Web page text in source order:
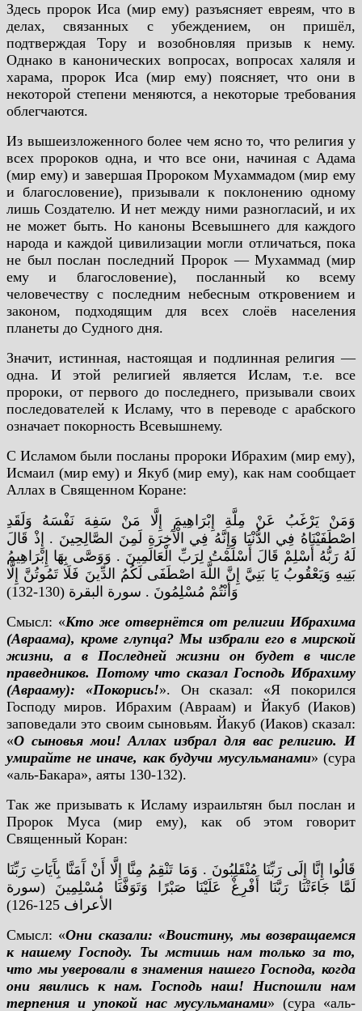
Здесь пророк Иса (мир ему) разъясняет евреям, что в
делах, связанных с убеждением, он пришёл,
подтверждая Тору и возобновляя призыв к нему.
Однако в канонических вопросах, вопросах халяля и
харама, пророк Иса (мир ему) поясняет, что они в
некоторой степени меняются, а некоторые требования
облегчаются.
Из вышеизложенного более чем ясно то, что религия у
всех пророков одна, и что все они, начиная с Адама
(мир ему) и завершая Пророком Мухаммадом (мир ему
и благословение), призывали к поклонению одному
лишь Создателю. И нет между ними разногласий, и их
не может быть. Но каноны Всевышнего для каждого
народа и каждой цивилизации могли отличаться, пока
не был послан последний Пророк — Мухаммад (мир
ему и благословение), посланный ко всему
человечеству с последним небесным откровением и
законом, подходящим для всех слоёв населения
планеты до Судного дня.
Значит, истинная, настоящая и подлинная религия —
одна. И этой религией является Ислам, т.е. все
пророки, от первого до последнего, призывали своих
последователей к Исламу, что в переводе с арабского
означает покорность Всевышнему.
С Исламом были посланы пророки Ибрахим (мир ему),
Исмаил (мир ему) и Якуб (мир ему), как нам сообщает
Аллах в Священном Коране:
وَمَنْ يَرْغَبُ عَنْ مِلَّةِ إِبْرَاهِيمَ إِلَّا مَنْ سَفِهَ نَفْسَهُ وَلَقَدِ
اصْطَفَيْنَاهُ فِي الدُّنْيَا وَإِنَّهُ فِي الْآَخِرَةِ لَمِنَ الصَّالِحِينَ . إِذْ قَالَ
لَهُ رَبُّهُ أَسْلِمْ قَالَ أَسْلَمْتُ لِرَبِّ الْعَالَمِينَ . وَوَصَّى بِهَا إِبْرَاهِيمُ
بَنِيهِ وَيَعْقُوبُ يَا بَنِيَّ إِنَّ اللَّهَ اصْطَفَى لَكُمُ الدِّينَ فَلَا تَمُوتُنَّ إِلَّا
وَأَنْتُمْ مُسْلِمُونَ . سورة البقرة (130-132)
Смысл: «Кто же отвернётся от религии Ибрахима
(Авраама), кроме глупца? Мы избрали его в мирской
жизни, а в Последней жизни он будет в числе
праведников. Потому что сказал Господь Ибрахиму
(Аврааму): «Покорись!». Он сказал: «Я покорился
Господу миров. Ибрахим (Авраам) и Йакуб (Иаков)
заповедали это своим сыновьям. Йакуб (Иаков) сказал:
«О сыновья мои! Аллах избрал для вас религию. И
умирайте не иначе, как будучи мусульманами» (сура
«аль-Бакара», аяты 130-132).
Так же призывать к Исламу израильтян был послан и
Пророк Муса (мир ему), как об этом говорит
Священный Коран:
قَالُوا إِنَّا إِلَى رَبِّنَا مُنْقَلِبُونَ . وَمَا تَنْقِمُ مِنَّا إِلَّا أَنْ آَمَنَّا بِآَيَاتِ رَبِّنَا
لَمَّا جَاءَتْنَا رَبَّنَا أَفْرِغْ عَلَيْنَا صَبْرًا وَتَوَفَّنَا مُسْلِمِينَ (سورة
الأعراف 125-126)
Смысл: «Они сказали: «Воистину, мы возвращаемся
к нашему Господу. Ты мстишь нам только за то,
что мы уверовали в знамения нашего Господа, когда
они явились к нам. Господь наш! Ниспошли нам
терпения и упокой нас мусульманами» (сура «аль-